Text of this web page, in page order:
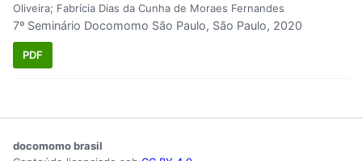
Oliveira; Fabrícia Dias da Cunha de Moraes Fernandes
7º Seminário Docomomo São Paulo, São Paulo, 2020
PDF
docomomo brasil